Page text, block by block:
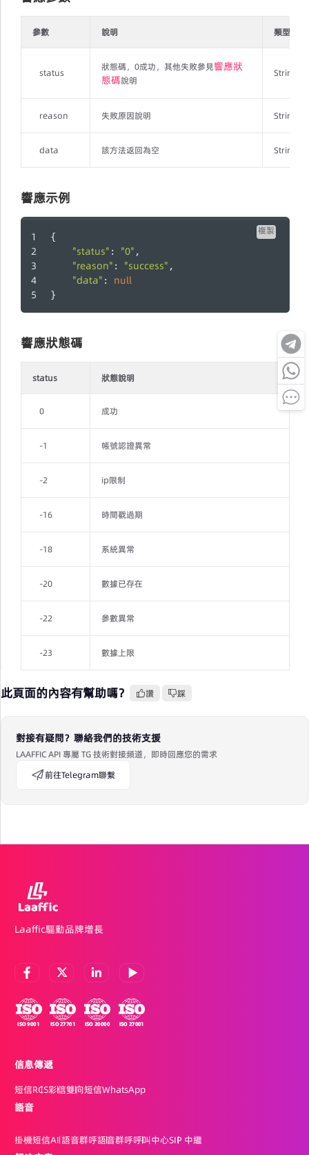
參數 說明 類型
status
狀態碼，0成功，其他失敗參見響應狀
態碼說明
String
reason 失敗原因說明 String
data 該方法返回為空 String
響應示例
複製
{
"status" : "0" ,
"reason" : "success" ,
"data" : null
}
響應狀態碼
status 狀態說明
0 成功
-1 帳號認證異常
-2 ip限制
-16 時間戳過期
-18 系統異常
-20 數據已存在
-22 參數異常
-23 數據上限
此頁面的內容有幫助嗎？ 讚 踩
對接有疑問？聯絡我們的技術支援
LAAFFIC API 專屬 TG 技術對接頻道，即時回應您的需求
前往Telegram聯繫
Laaffic驅動品牌增長
信息傳遞
短信RCS彩信雙向短信WhatsApp
語音
掛機短信AI 語音群呼語音群呼呼叫中心SIP 中繼